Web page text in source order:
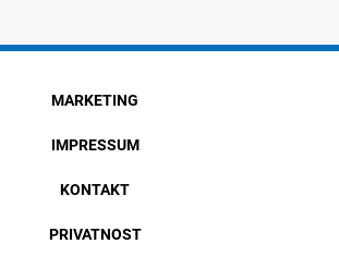
MARKETING
IMPRESSUM
KONTAKT
PRIVATNOST